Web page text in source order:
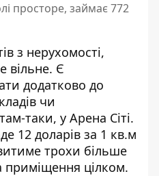
просторе, займає 772
з нерухомості,
вільне. Є
додатково до
чи
таки, у Арена Сіті.
12 доларів за 1 кв.м
трохи більше
приміщення цілком.